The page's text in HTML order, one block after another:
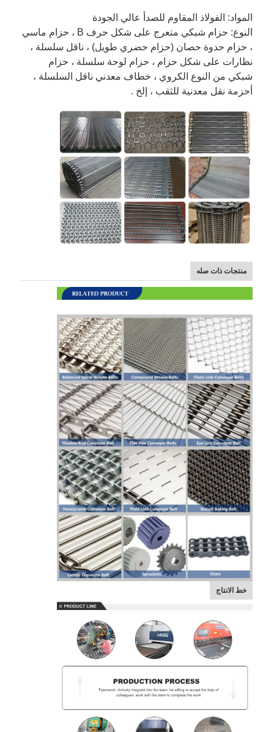
المواد: الفولاذ المقاوم للصدأ عالي الجودة
النوع: حزام شبكي متعرج على شكل حرف B ، حزام ماسي
، حزام حدوة حصان (حزام حضري طويل) ، ناقل سلسلة ،
نظارات على شكل حزام ، حزام لوحة سلسلة ، حزام
شبكي من النوع الكروي ، خطاف معدني ناقل السلسلة ،
أحزمة نقل معدنية للثقب ، إلخ .
منتجات ذات صله
خط الانتاج